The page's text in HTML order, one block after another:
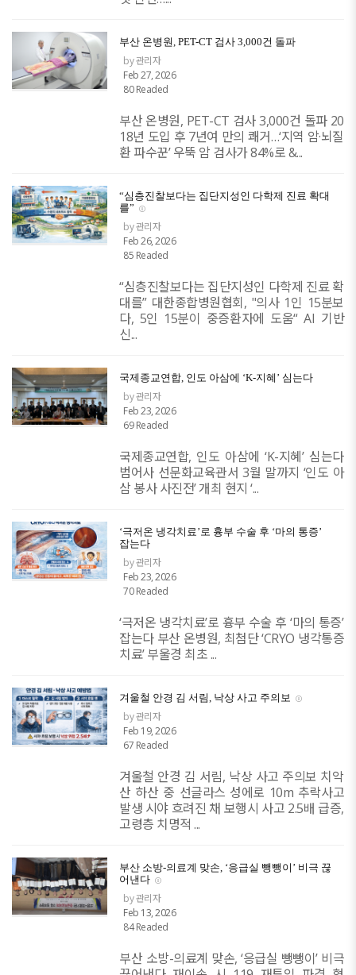
부산 온병원, PET-CT 검사 3,000건 돌파
by 관리자
Feb 27, 2026
80 Readed
부산 온병원, PET-CT 검사 3,000건 돌파 20
18년 도입 후 7년여 만의 쾌거…‘지역 암·뇌질
환 파수꾼’ 우뚝 암 검사가 84%로 &...
“심층진찰보다는 집단지성인 다학제 진료 확대
를”
by 관리자
Feb 26, 2026
85 Readed
“심층진찰보다는 집단지성인 다학제 진료 확
대를” 대한종합병원협회, "의사 1인 15분보
다, 5인 15분이 중증환자에 도움“ AI 기반
신...
국제종교연합, 인도 아삼에 ‘K-지혜’ 심는다
by 관리자
Feb 23, 2026
69 Readed
국제종교연합, 인도 아삼에 ‘K-지혜’ 심는다
범어사 선문화교육관서 3월 말까지 ‘인도 아
삼 봉사 사진전’ 개최 현지 ‘...
‘극저온 냉각치료’로 흉부 수술 후 ‘마의 통증’
잡는다
by 관리자
Feb 23, 2026
70 Readed
‘극저온 냉각치료’로 흉부 수술 후 ‘마의 통증’
잡는다 부산 온병원, 최첨단 ‘CRYO 냉각통증
치료’ 부울경 최초 ...
겨울철 안경 김 서림, 낙상 사고 주의보
by 관리자
Feb 19, 2026
67 Readed
겨울철 안경 김 서림, 낙상 사고 주의보 치악
산 하산 중 선글라스 성에로 10m 추락사고
발생 시야 흐려진 채 보행시 사고 2.5배 급증,
고령층 치명적 ...
부산 소방-의료계 맞손, ‘응급실 뺑뺑이’ 비극 끊
어낸다
by 관리자
Feb 13, 2026
84 Readed
부산 소방-의료계 맞손, ‘응급실 뺑뺑이’ 비극